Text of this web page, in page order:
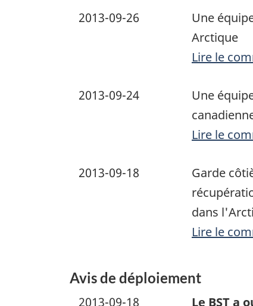
2013-09-26
Une
Arctique
Lire le
2013-09-24
Une
Lire le
2013-09-18
Garde
dans
Lire le
Avis de déploiement
2013-09-18
Le BST a